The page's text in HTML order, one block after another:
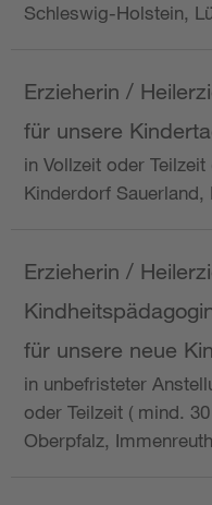
Schleswig-Holstein,
Erzieherin /
für unsere
in Vollzeit oder
Kinderdorf Sauerland,
Erzieherin /
für unsere neue
in unbefristeter
oder Teilzeit ( mind.
Oberpfalz, Immenreuth